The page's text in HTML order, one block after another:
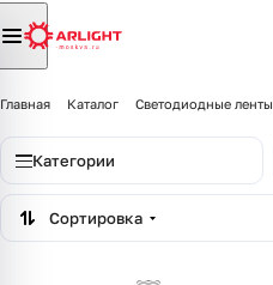
Главная Каталог Светодиодные ленты
Категории
Сортировка